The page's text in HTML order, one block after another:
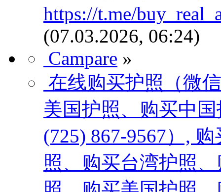
https://t.me/
(07.03.2026, 06:24)
Campare »
在线购买护照（微
美国护照、购买中
(725) 867-9567）,
照、购买台湾护照